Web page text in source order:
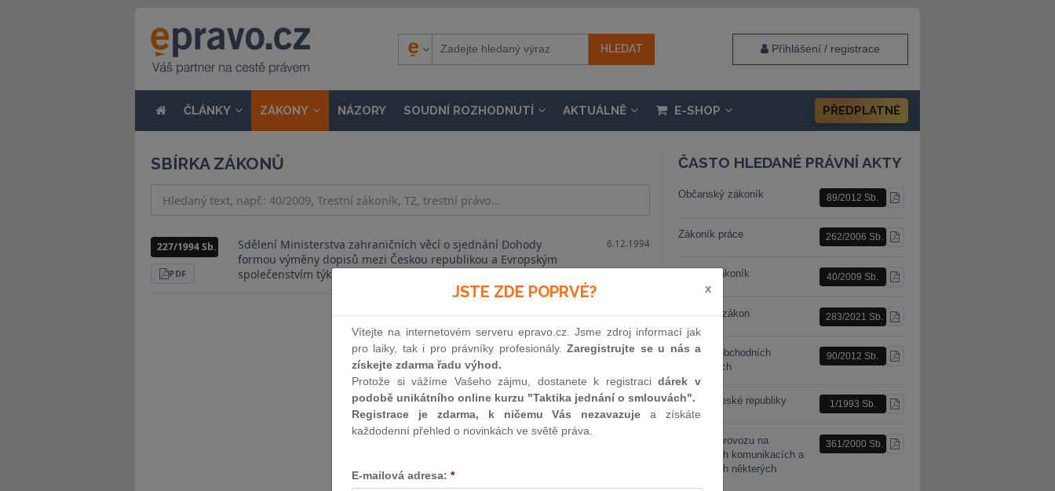
Přihlášení / registrace
ČLÁNKY ZÁKONY NÁZORY SOUDNÍ ROZHODNUTÍ AKTUÁLNĚ E-SHOP PŘEDPLATNÉ
SBÍRKA ZÁKONŮ
227/1994 Sb.
STÁHNOUT
Sdělení Ministerstva zahraničních věcí o sjednání Dohody
formou výměny dopisů mezi Českou republikou a Evropským
společenstvím týkající se ryb
6.12.1994
ČASTO HLEDANÉ PRÁVNÍ AKTY
Občanský zákoník 89/2012 Sb.
STÁHNOUT
Zákoník práce 262/2006 Sb.
STÁHNOUT
Trestní zákoník 40/2009 Sb.
STÁHNOUT
Stavební zákon 283/2021 Sb.
STÁHNOUT
Zákon o obchodních
korporacích
90/2012 Sb.
STÁHNOUT
Ústava České republiky 1/1993 Sb.
STÁHNOUT
Zákon o provozu na
pozemních komunikacích a
o změnách některých
361/2000 Sb.
STÁHNOUT
JSTE ZDE POPRVÉ? x
Vítejte na internetovém serveru epravo.cz. Jsme zdroj informací jak
pro laiky, tak i pro právníky profesionály.Zaregistrujte se u nás a
získejte zdarma řadu výhod.
Protože si vážíme Vašeho zájmu, dostanete k registracidárek v
podobě unikátního online kurzu "Taktika jednání o smlouvách".
Registrace je zdarma, k ničemu Vás nezavazuje a získáte
každodenní přehled o novinkách ve světě práva.
E-mailová adresa: *